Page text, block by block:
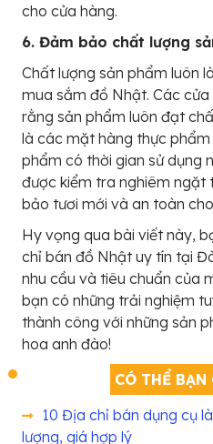
cho cửa hàng.
6. Đảm bảo chất lượng
Chất lượng sản phẩm luôn
mua sắm đồ Nhật. Các
rằng sản phẩm luôn đạt
là các mặt hàng thực
phẩm có thời gian sử dụng
được kiểm tra nghiêm ngặt
bảo tươi mới và an toàn
Hy vọng qua bài viết này,
chỉ bán đồ Nhật uy tín tại
nhu cầu và tiêu chuẩn của
bạn có những trải nghiệm
thành công với những sản
hoa anh đào!
CÓ THỂ BẠN
10 Địa chỉ bán dụng cụ
lượng, giá hợp lý